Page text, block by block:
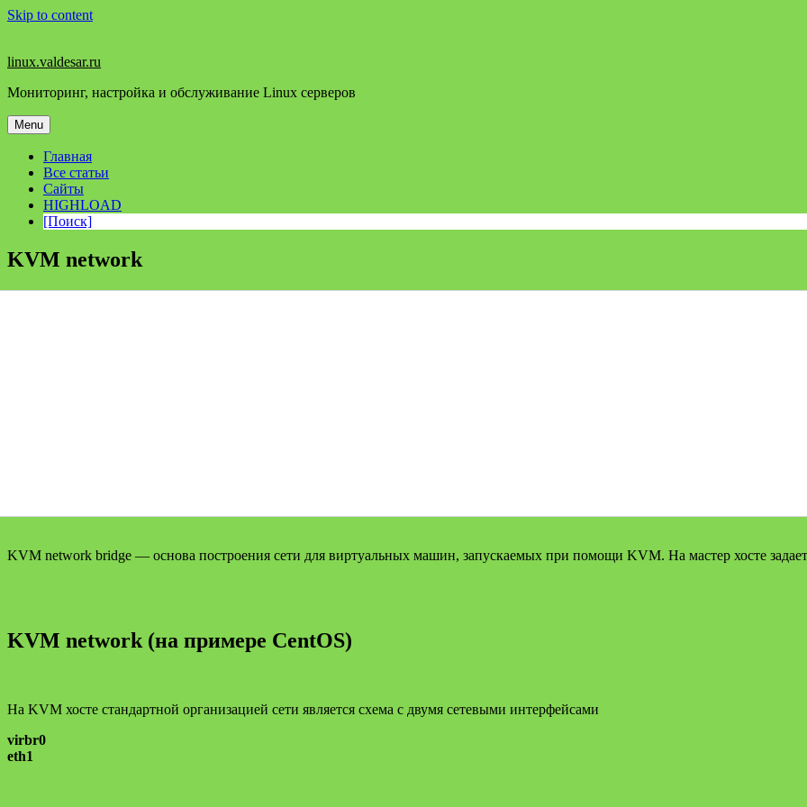
Skip to content
linux.valdesar.ru
Мониторинг, настройка и обслуживание Linux серверов
Menu
Главная
Все статьи
Сайты
HIGHLOAD
[Поиск]
KVM network
KVM network bridge — основа построения сети для виртуальных машин, запускаемых при помощи KVM. На мастер хосте
KVM network (на примере CentOS)
На KVM хосте стандартной организацией сети является схема с двумя сетевыми интерфейсами
virbr0
eth1